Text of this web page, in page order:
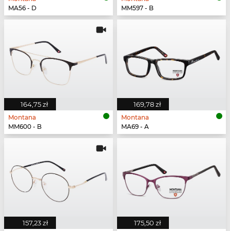
MA56 - D
MM597 - B
164,75 zł
Montana
MM600 - B
169,78 zł
Montana
MA69 - A
157,23 zł 175,50 zł